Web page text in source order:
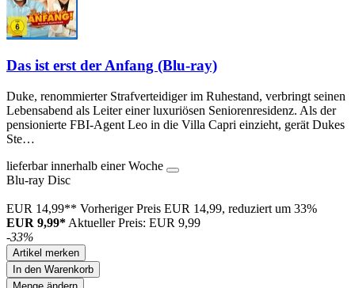
Das ist erst der Anfang (Blu-ray)
Duke, renommierter Strafverteidiger im Ruhestand, verbringt seinen
Lebensabend als Leiter einer luxuriösen Seniorenresidenz. Als der
pensionierte FBI-Agent Leo in die Villa Capri einzieht, gerät Dukes
Ste…
lieferbar innerhalb einer Woche
Blu-ray Disc
EUR 14,99** Vorheriger Preis EUR 14,99, reduziert um 33%
EUR 9,99* Aktueller Preis: EUR 9,99
-33%
Artikel merken
In den Warenkorb